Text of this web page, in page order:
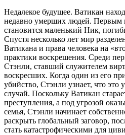
Недалекое будущее. Ватикан
недавно умерших людей. Первым
становится маленький Ник,
Спустя несколько лет мир
Ватикана и права человека на
практики воскрешения. Среди
Стэнли, ставший служителем
воскресших. Когда один из его
убийство, Стэнли узнает, что
случай. Поскольку Ватикан
преступления, а под угрозой
семья, Стэнли начинает
раскрыть глобальный заговор,
стать катастрофическими для